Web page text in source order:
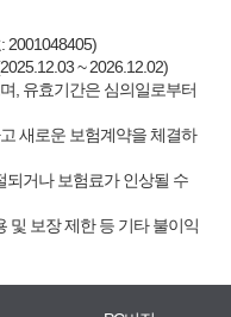
2001048405)
~ 2026.12.02)
, 유효기간은 심의일로부터
새로운 보험계약을 체결하
거나 보험료가 인상될 수
보장 제한 등 기타 불이익